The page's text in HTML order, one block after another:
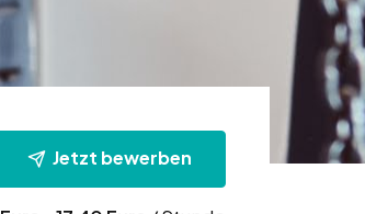
Jetzt bewerben